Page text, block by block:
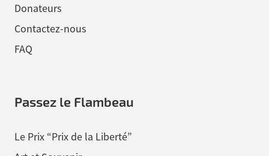
Donateurs
Contactez-nous
FAQ
Passez le Flambeau
Le Prix “Prix de la Liberté”